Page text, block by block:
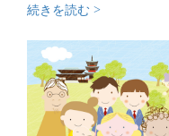
続きを読む >